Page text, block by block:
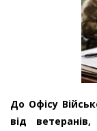
До Офісу
від